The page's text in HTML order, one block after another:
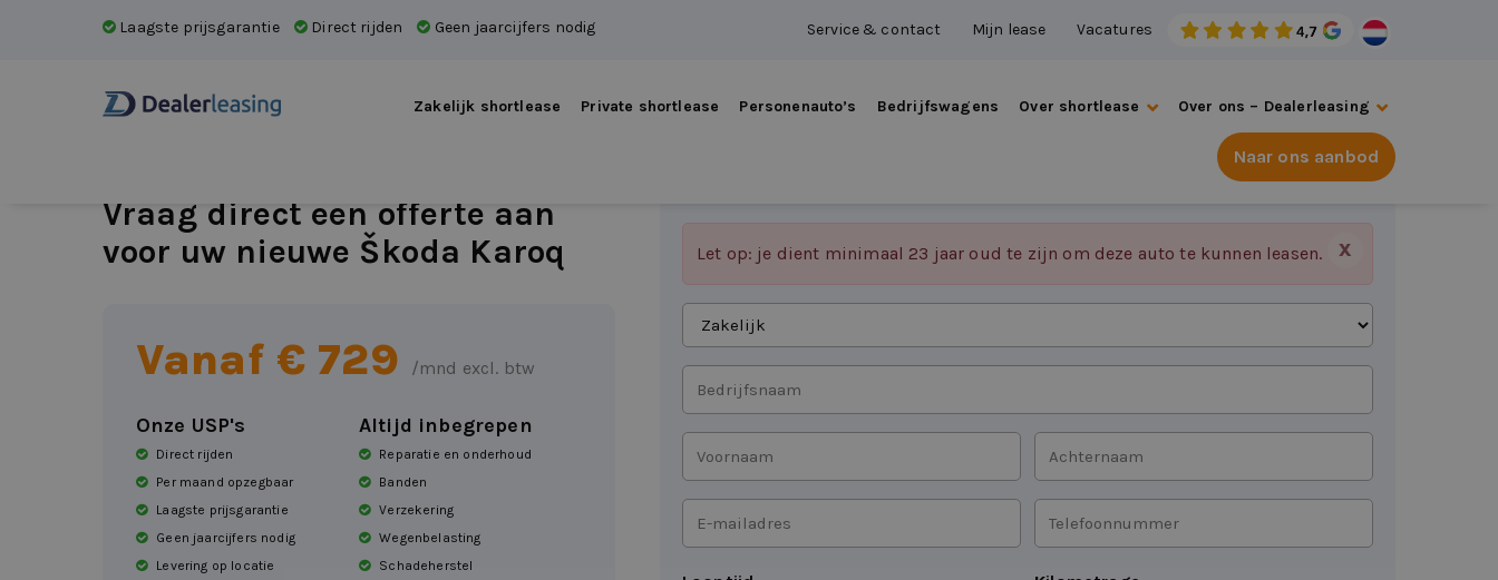
Laagste prijsgarantie Direct rijden Geen jaarcijfers nodig Service & contact Mijn lease Vacatures
Zakelijk shortlease Private shortlease Personenauto’s Bedrijfswagens Over shortlease Over ons – Dealerleasing
Naar ons aanbod
Vraag direct een offerte aan
voor uw nieuwe Škoda Karoq
Vanaf € 729 /mnd excl. btw
Onze USP's
Direct rijden
Per maand opzegbaar
Laagste prijsgarantie
Geen jaarcijfers nodig
Levering op locatie
Altijd inbegrepen
Reparatie en onderhoud
Banden
Verzekering
Wegenbelasting
Schadeherstel
Let op: je dient minimaal 23 jaar oud te zijn om deze auto te kunnen leasen. X
Aanvragen
als
Bedrijfsnaam
Voornaam Achternaam
*
E-
mailadres
Telefoonnummer
*